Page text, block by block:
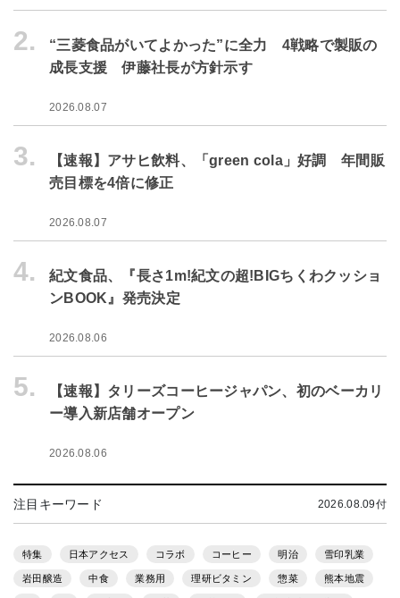
2.
“三菱食品がいてよかった”に全力 4戦略で製販の
成長支援 伊藤社長が方針示す
2026.08.07
3.
【速報】アサヒ飲料、「green cola」好調 年間販
売目標を4倍に修正
2026.08.07
4.
紀文食品、『長さ1m!紀文の超!BIGちくわクッショ
ンBOOK』発売決定
2026.08.06
5.
【速報】タリーズコーヒージャパン、初のベーカリ
ー導入新店舗オープン
2026.08.06
注目キーワード 2026.08.09付
特集 日本アクセス コラボ コーヒー 明治 雪印乳業
岩田醸造 中食 業務用 理研ビタミン 惣菜 熊本地震